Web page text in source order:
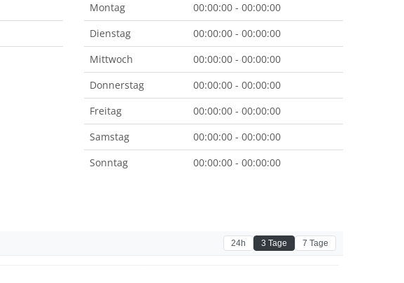
Montag
00:00:00 - 00:00:00
Dienstag
00:00:00 - 00:00:00
Mittwoch
00:00:00 - 00:00:00
Donnerstag
00:00:00 - 00:00:00
Freitag
00:00:00 - 00:00:00
Samstag
00:00:00 - 00:00:00
Sonntag
00:00:00 - 00:00:00